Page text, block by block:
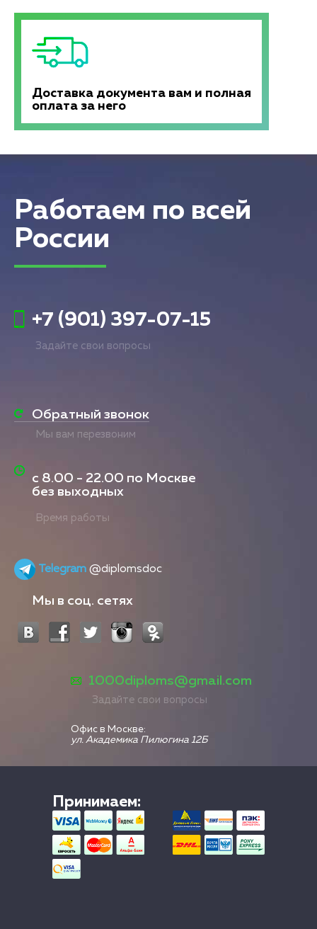
Доставка документа вам и полная
оплата за него
Работаем по всей
России
+7 (901) 397-07-15
Задайте свои вопросы
Обратный звонок
Мы вам перезвоним
с 8.00 - 22.00 по Москве
без выходных
Время работы
Telegram @diplomsdoc
Мы в соц. сетях
1000diploms@gmail.com
Задайте свои вопросы
Офис в Москве:
ул. Академика Пилюгина 12Б
Принимаем: